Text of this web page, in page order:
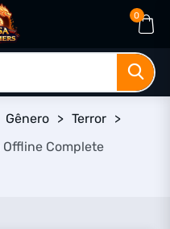
0
Gênero > Terror >
Offline Complete